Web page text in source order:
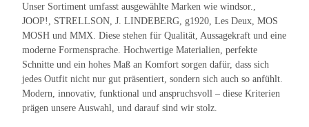
Unser Sortiment umfasst ausgewählte Marken wie windsor.,
JOOP!, STRELLSON, J. LINDEBERG, g1920, Les Deux, MOS
MOSH und MMX. Diese stehen für Qualität, Aussagekraft und eine
moderne Formensprache. Hochwertige Materialien, perfekte
Schnitte und ein hohes Maß an Komfort sorgen dafür, dass sich
jedes Outfit nicht nur gut präsentiert, sondern sich auch so anfühlt.
Modern, innovativ, funktional und anspruchsvoll – diese Kriterien
prägen unsere Auswahl, und darauf sind wir stolz.